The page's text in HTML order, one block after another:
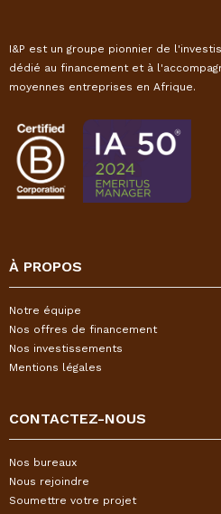
I&P est un groupe pionnier de
dédié au financement et à
moyennes entreprises en Afrique.
À PROPOS
Notre équipe
Nos offres de financement
Nos investissements
Mentions légales
CONTACTEZ-NOUS
Nos bureaux
Nous rejoindre
Soumettre votre projet